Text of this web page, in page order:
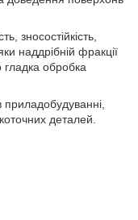
зносостійкість,
наддрібній фракції
обробка
деталей.